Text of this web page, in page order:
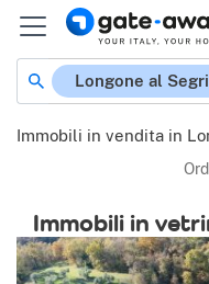
Longone al
Immobili in vendita in
Immobili in